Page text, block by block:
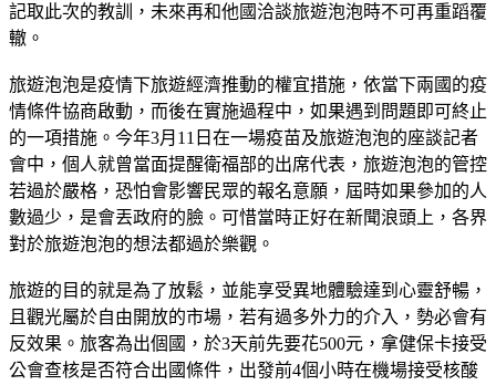
記取此次的教訓，未來再和他國洽談旅遊泡泡時不可再重蹈覆
轍。
旅遊泡泡是疫情下旅遊經濟推動的權宜措施，依當下兩國的疫
情條件協商啟動，而後在實施過程中，如果遇到問題即可終止
的一項措施。今年3月11日在一場疫苗及旅遊泡泡的座談記者
會中，個人就曾當面提醒衛福部的出席代表，旅遊泡泡的管控
若過於嚴格，恐怕會影響民眾的報名意願，屆時如果參加的人
數過少，是會丟政府的臉。可惜當時正好在新聞浪頭上，各界
對於旅遊泡泡的想法都過於樂觀。
旅遊的目的就是為了放鬆，並能享受異地體驗達到心靈舒暢，
且觀光屬於自由開放的市場，若有過多外力的介入，勢必會有
反效果。旅客為出個國，於3天前先要花500元，拿健保卡接受
公會查核是否符合出國條件，出發前4個小時在機場接受核酸